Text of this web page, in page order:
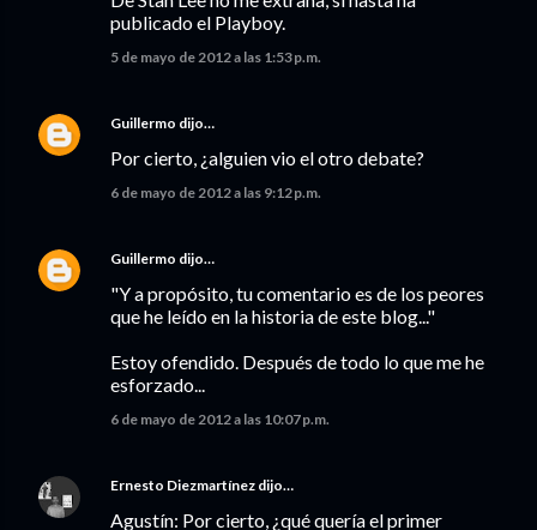
publicado el Playboy.
5 de mayo de 2012 a las 1:53 p.m.
Guillermo dijo…
Por cierto, ¿alguien vio el otro debate?
6 de mayo de 2012 a las 9:12 p.m.
Guillermo dijo…
"Y a propósito, tu comentario es de los peores
que he leído en la historia de este blog..."
Estoy ofendido. Después de todo lo que me he
esforzado...
6 de mayo de 2012 a las 10:07 p.m.
Ernesto Diezmartínez dijo…
Agustín: Por cierto, ¿qué quería el primer